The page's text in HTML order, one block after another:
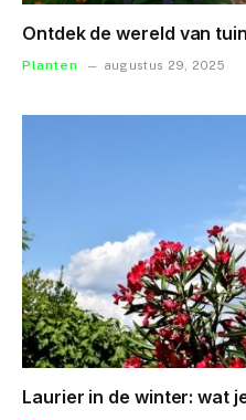
Ontdek de wereld van
Planten augustus 29, 2025
Laurier in de winter: wat